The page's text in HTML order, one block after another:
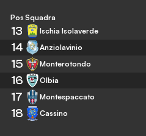
Pos Squadra
13 Ischia Isolaverde
14 Anziolavinio
15 Monterotondo
16 Olbia
17 Montespaccato
18 Cassino